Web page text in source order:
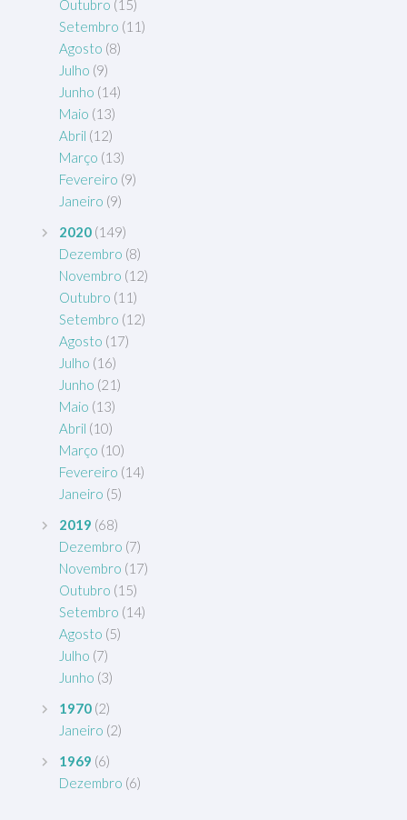
Outubro (15)
Setembro (11)
Agosto (8)
Julho (9)
Junho (14)
Maio (13)
Abril (12)
Março (13)
Fevereiro (9)
Janeiro (9)
2020 (149)
Dezembro (8)
Novembro (12)
Outubro (11)
Setembro (12)
Agosto (17)
Julho (16)
Junho (21)
Maio (13)
Abril (10)
Março (10)
Fevereiro (14)
Janeiro (5)
2019 (68)
Dezembro (7)
Novembro (17)
Outubro (15)
Setembro (14)
Agosto (5)
Julho (7)
Junho (3)
1970 (2)
Janeiro (2)
1969 (6)
Dezembro (6)